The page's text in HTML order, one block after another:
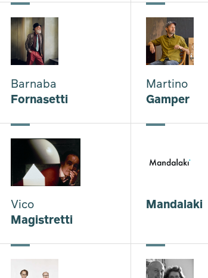
Barnaba
Fornasetti
Martino
Gamper
Vico
Magistretti
Mandalaki